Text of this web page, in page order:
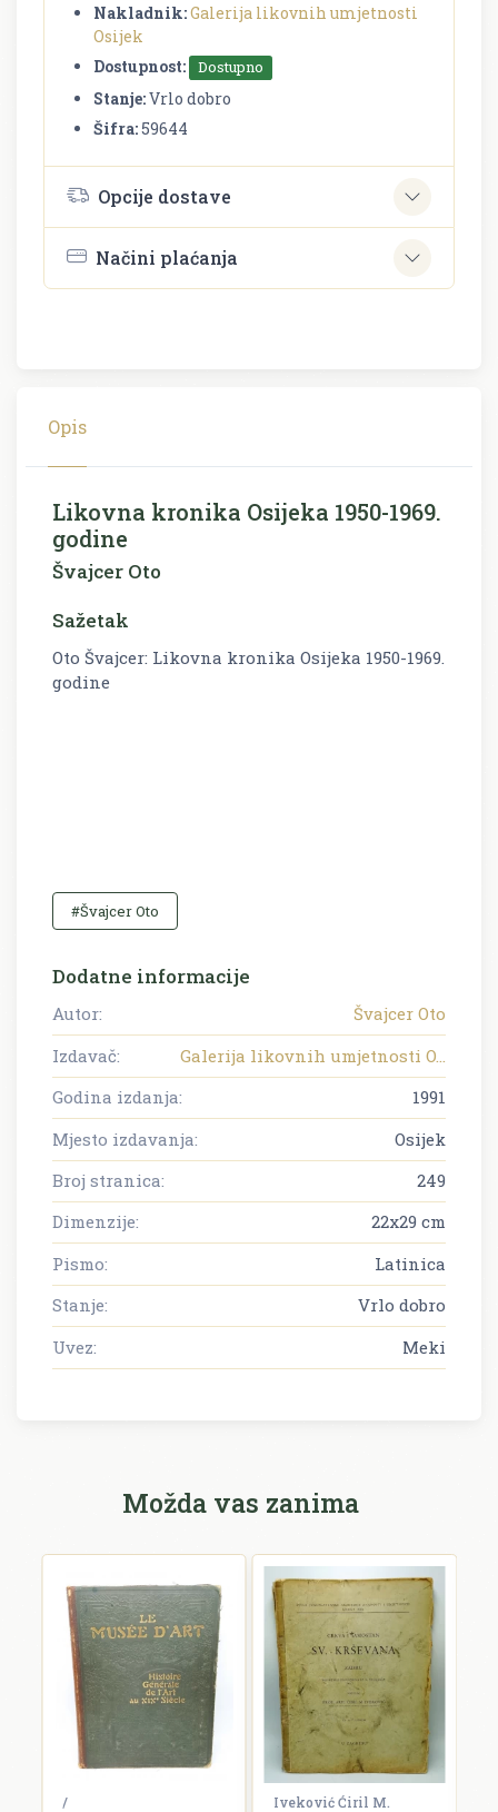
Nakladnik:Galerija likovnih umjetnosti
Osijek
Dostupnost:
Dostupno
Stanje:Vrlo dobro
Šifra:59644
Opcije dostave
Načini plaćanja
Opis
Likovna kronika Osijeka 1950-1969.
godine
Švajcer Oto
Sažetak
Oto Švajcer: Likovna kronika Osijeka 1950-1969.
godine
#Švajcer Oto
Dodatne informacije
Autor:
Švajcer Oto
Izdavač:
Galerija likovnih umjetnosti O...
Godina izdanja:
1991
Mjesto izdavanja:
Osijek
Broj stranica:
249
Dimenzije:
22x29 cm
Pismo:
Latinica
Stanje:
Vrlo dobro
Uvez:
Meki
Možda vas zanima
/ Iveković Ćiril M.